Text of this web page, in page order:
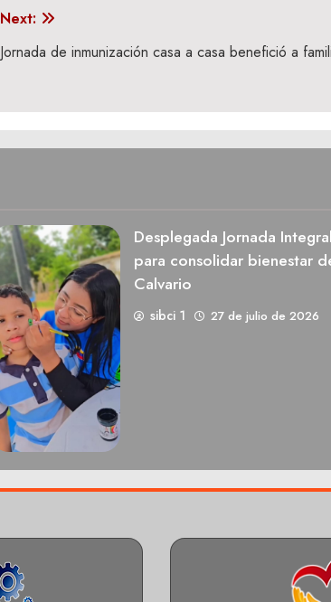
Next:
Jornada de inmunización casa a casa benefició a
Desplegada Jornada
para consolidar bienestar
Calvario
sibci 1 27 de julio de 2026